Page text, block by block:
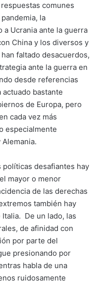
comunes
la
a Ucrania ante la guerra
China y los diversos y
faltado desacuerdos,
ante la guerra en
desde referencias
bastante
de Europa, pero
cada vez más
especialmente
desafiantes hay
mayor o menor
de las derechas
también hay
De un lado, las
de afinidad con
por parte del
presionando por
habla de una
ruidosamente